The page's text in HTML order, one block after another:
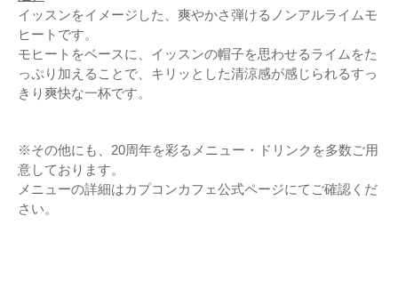
イッスンをイメージした、爽やかさ弾けるノンアルライムモ
ヒートです。
モヒートをベースに、イッスンの帽子を思わせるライムをた
っぷり加えることで、キリッとした清涼感が感じられるすっ
きり爽快な一杯です。
※その他にも、20周年を彩るメニュー・ドリンクを多数ご用
意しております。
メニューの詳細はカプコンカフェ公式ページにてご確認くだ
さい。